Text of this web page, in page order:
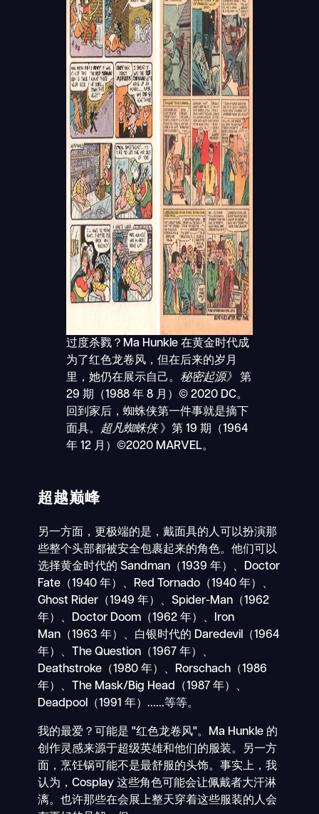
过度杀戮？Ma Hunkle 在黄金时代成
为了红色龙卷风，但在后来的岁月
里，她仍在展示自己。 秘密起源》 第
29 期（1988 年 8 月）© 2020 DC。
回到家后，蜘蛛侠第一件事就是摘下
面具。 超凡蜘蛛侠》第 19 期（1964
年 12 月）©2020 MARVEL。
超越巅峰
另一方面，更极端的是，戴面具的人可以扮演那
些整个头部都被安全包裹起来的角色。他们可以
选择黄金时代的 Sandman（1939 年）、Doctor
Fate（1940 年）、Red Tornado（1940 年）、
Ghost Rider（1949 年）、Spider-Man（1962
年）、Doctor Doom（1962 年）、Iron
Man（1963 年）、白银时代的 Daredevil（1964
年）、The Question（1967 年）、
Deathstroke（1980 年）、Rorschach（1986
年）、The Mask/Big Head（1987 年）、
Deadpool（1991 年）......等等。
我的最爱？可能是 "红色龙卷风"。Ma Hunkle 的
创作灵感来源于超级英雄和他们的服装。另一方
面，烹饪锅可能不是最舒服的头饰。事实上，我
认为，Cosplay 这些角色可能会让佩戴者大汗淋
漓。也许那些在会展上整天穿着这些服装的人会